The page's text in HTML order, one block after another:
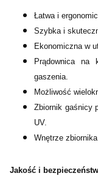
Łatwa i
Szybka i
Ekonomiczna w
Prądownica na
gaszenia.
Możliwość
Zbiornik gaśnicy
UV.
Wnętrze
Jakość i